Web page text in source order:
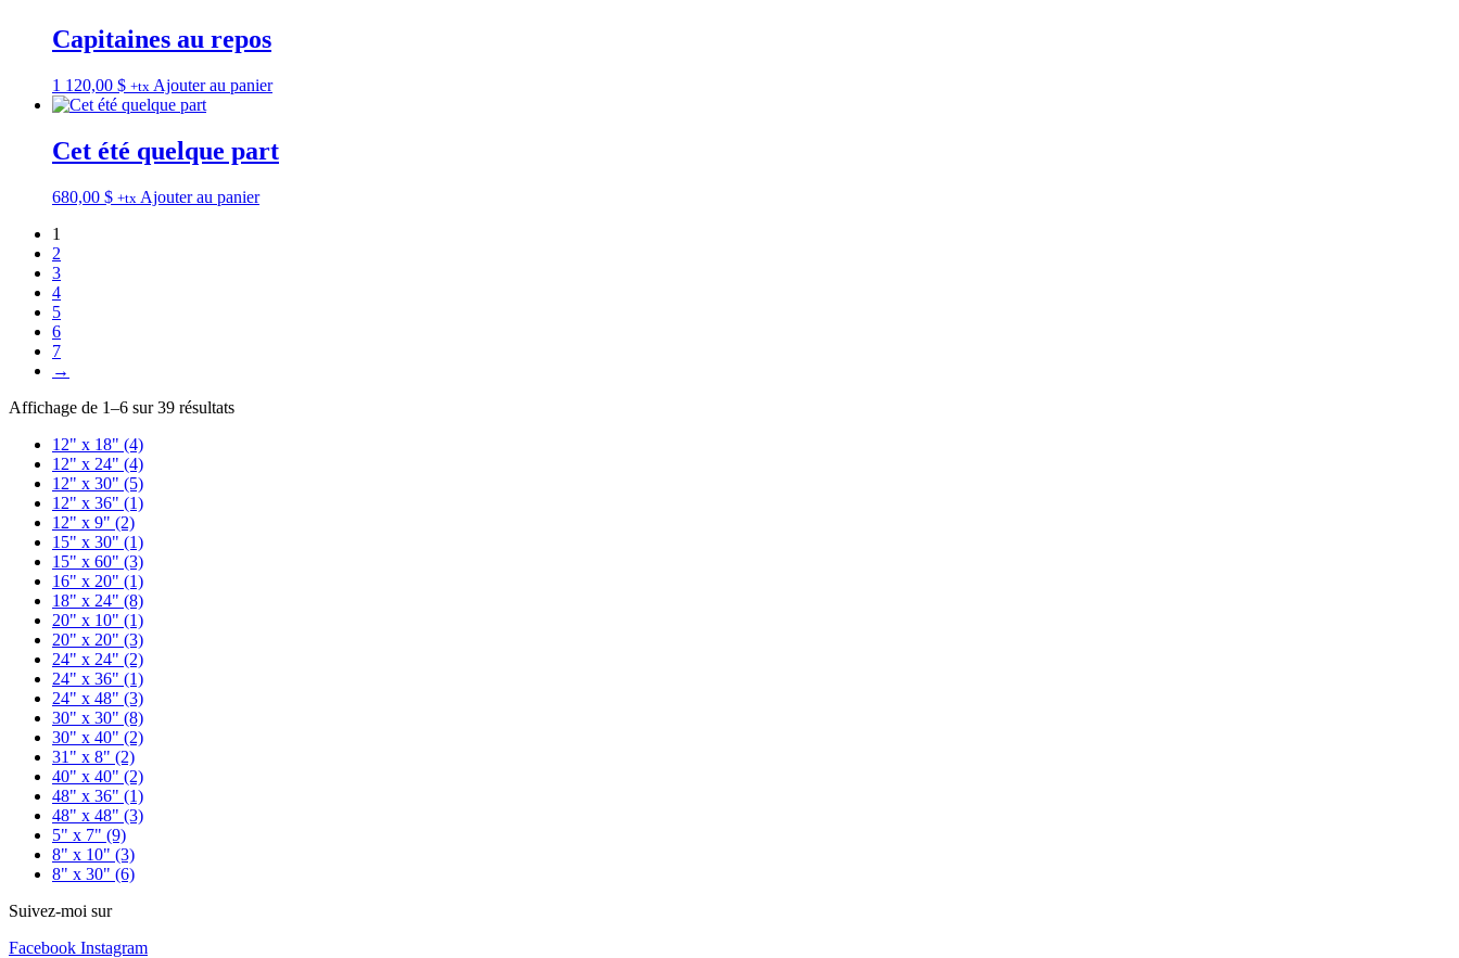
Capitaines au repos
1 120,00 $ +tx Ajouter au panier
Cet été quelque part
680,00 $ +tx Ajouter au panier
1
2
3
4
5
6
7
→
Affichage de 1–6 sur 39 résultats
12" x 18" (4)
12" x 24" (4)
12" x 30" (5)
12" x 36" (1)
12" x 9" (2)
15" x 30" (1)
15" x 60" (3)
16" x 20" (1)
18" x 24" (8)
20" x 10" (1)
20" x 20" (3)
24" x 24" (2)
24" x 36" (1)
24" x 48" (3)
30" x 30" (8)
30" x 40" (2)
31" x 8" (2)
40" x 40" (2)
48" x 36" (1)
48" x 48" (3)
5" x 7" (9)
8" x 10" (3)
8" x 30" (6)
Suivez-moi sur
Facebook Instagram